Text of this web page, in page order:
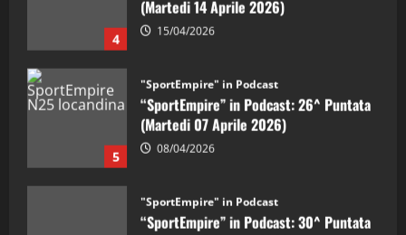
15/04/2026
“SportEmpire” in Podcast: 26^ Puntata
(Martedi 07 Aprile 2026)
08/04/2026
“SportEmpire” in Podcast: 30^ Puntata
(Martedi 05 Maggio 2026)